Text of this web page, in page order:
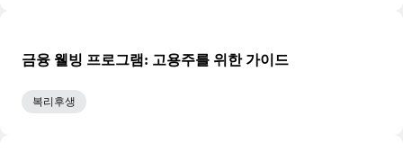
금융 웰빙 프로그램: 고용주를 위한 가이드
복리후생